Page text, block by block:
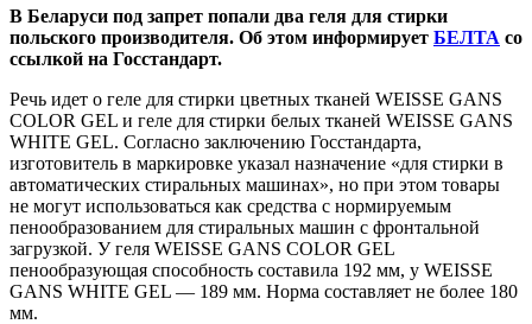
В Беларуси под запрет попали два геля для стирки
польского производителя. Об этом информирует БЕЛТА со
ссылкой на Госстандарт.
Речь идет о геле для стирки цветных тканей WEISSE GANS
COLOR GEL и геле для стирки белых тканей WEISSE GANS
WHITE GEL. Согласно заключению Госстандарта,
изготовитель в маркировке указал назначение «для стирки в
автоматических стиральных машинах», но при этом товары
не могут использоваться как средства с нормируемым
пенообразованием для стиральных машин с фронтальной
загрузкой. У геля WEISSE GANS COLOR GEL
пенообразующая способность составила 192 мм, у WEISSE
GANS WHITE GEL — 189 мм. Норма составляет не более 180
мм.